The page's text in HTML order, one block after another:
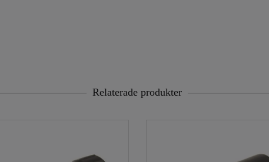
Relaterade produkter